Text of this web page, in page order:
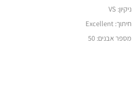
ניקיון: VS
חיתוך: Excellent
מספר אבנים: 50